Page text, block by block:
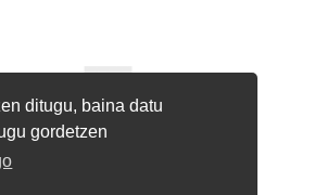
ditugu, baina datu
gordetzen